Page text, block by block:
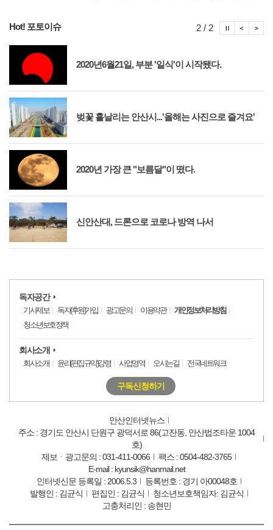
Hot! 포토이슈
2020년6월21일, 부분 '일식'이 시작됐다.
벚꽃 흩날리는 안산시...'올해는 사진으로 즐겨요'
2020년 가장 큰 "보름달"이 떴다.
신안산대, 드론으로 코로나 방역 나서
2 / 2 포
포토이
독자공간
기사제보 독자(후원)가입 광고문의 이용약관
개인정보처리방침
청소년보호정책
회사소개
회사소개 윤리(편집규약)강령 사업영역 오시는길 전국네트워크
구독신청하기
안산인터넷뉴스
주소 : 경기도 안산시 단원구 광덕서로 86(고잔동, 안산법조타운 1004
호)
제보ㆍ광고문의 : 031-411-0066
팩스 : 0504-482-3765
E-mail : kyunsik@hanmail.net
인터넷신문 등록일 : 2006.5.3
등록번호 : 경기 아00048호
발행인 : 김균식
편집인 : 김균식
청소년보호책임자: 김균식
고충처리인 : 송현민